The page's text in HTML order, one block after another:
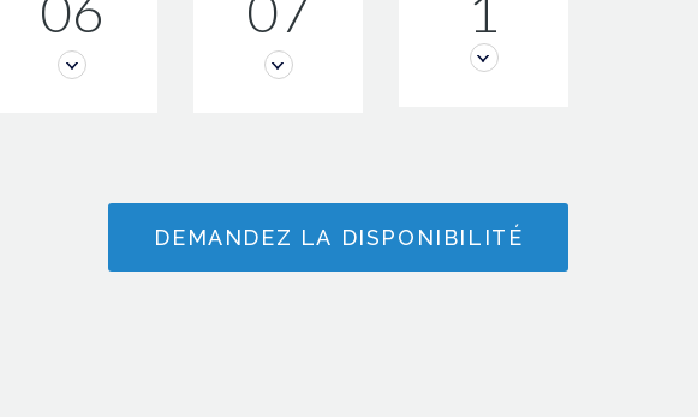
DEMANDEZ LA DISPONIBILITÉ